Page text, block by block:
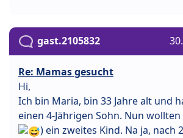
gast.2105832
Re: Mamas gesucht
Hi,
Ich bin Maria, bin 33 Jahre alt und
einen 4-Jährigen Sohn. Nun
) ein zweites Kind. Na ja, nach